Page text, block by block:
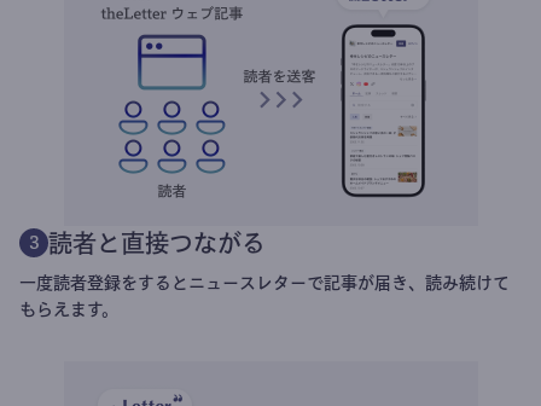
3 読者と直接つながる
一度読者登録をするとニュースレターで記事が届き、読み続けて
もらえます。